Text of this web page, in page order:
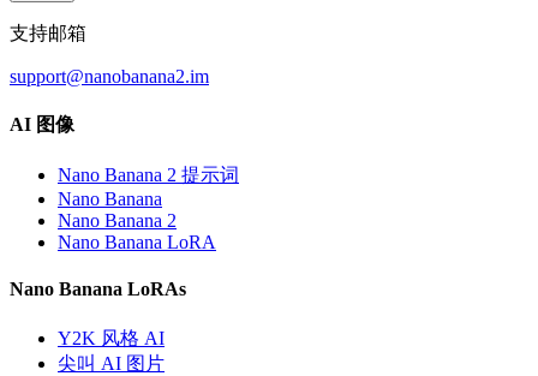
支持邮箱
support@nanobanana2.im
AI 图像
Nano Banana 2 提示词
Nano Banana
Nano Banana 2
Nano Banana LoRA
Nano Banana LoRAs
Y2K 风格 AI
尖叫 AI 图片